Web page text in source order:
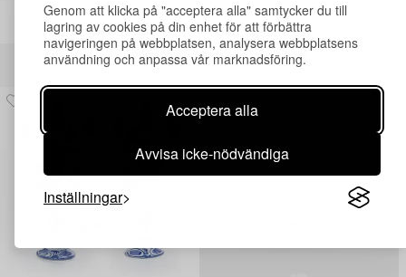
Genom att klicka på "acceptera alla" samtycker du till
lagring av cookies på din enhet för att förbättra
navigeringen på webbplatsen, analysera webbplatsens
användning och anpassa vår marknadsföring.
Acceptera alla
Avvisa icke-nödvändiga
Inställningar
Andra har även tittat på